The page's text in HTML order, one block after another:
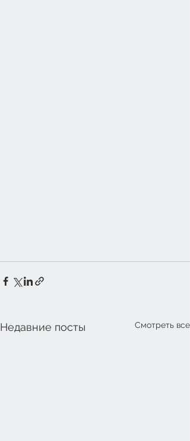
Недавние посты Смотреть все